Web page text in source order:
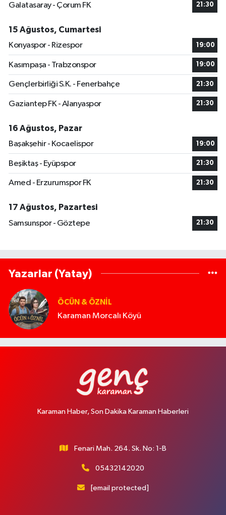
Galatasaray - Çorum FK
21:30
15 Ağustos, Cumartesi
Konyaspor - Rizespor
19:00
Kasımpaşa - Trabzonspor 19:00
Gençlerbirliği S.K. - Fenerbahçe 21:30
Gaziantep FK - Alanyaspor 21:30
16 Ağustos, Pazar
Başakşehir - Kocaelispor
19:00
Beşiktaş - Eyüpspor 21:30
Amed - Erzurumspor FK 21:30
17 Ağustos, Pazartesi
Samsunspor - Göztepe
21:30
Yazarlar (Yatay)
ÖCÜN & ÖZNIL
Karaman Morcalı Köyü
Karaman Haber, Son Dakika Karaman Haberleri
Fenari Mah. 264. Sk. No: 1-B
05432142020
[email protected]